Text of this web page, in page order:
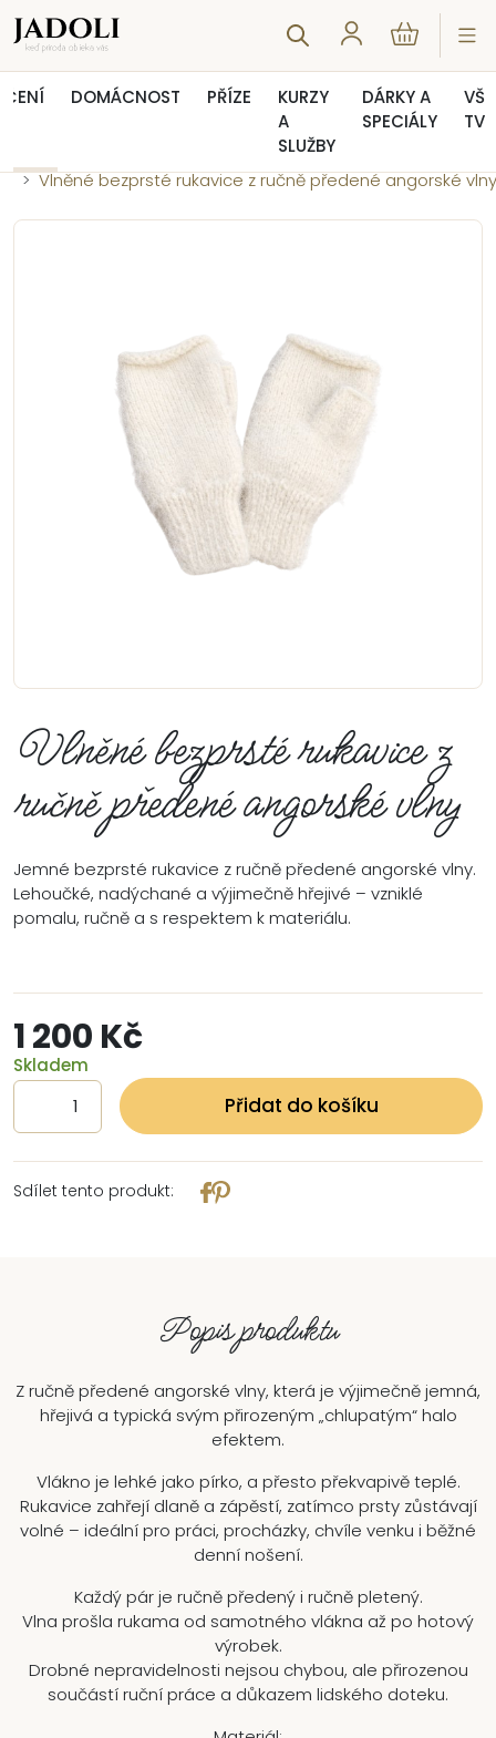
DOMÁCNOST PŘÍZE
KURZY
A
SLUŽBY
DÁRKY A
SPECIÁLY
Vlněné bezprsté rukavice z ručně předené angorské vlny
Vlněné bezprsté rukavice z
ručně předené angorské vlny
Jemné bezprsté rukavice z ručně předené angorské vlny.
Lehoučké, nadýchané a výjimečně hřejivé – vzniklé
pomalu, ručně a s respektem k materiálu.
1 200 Kč
Skladem
Přidat do košíku
Sdílet tento produkt:
Popis produktu
Z ručně předené angorské vlny, která je výjimečně jemná,
hřejivá a typická svým přirozeným „chlupatým“ halo
efektem.
Vlákno je lehké jako pírko, a přesto překvapivě teplé.
Rukavice zahřejí dlaně a zápěstí, zatímco prsty zůstávají
volné – ideální pro práci, procházky, chvíle venku i běžné
denní nošení.
Každý pár je ručně předený i ručně pletený.
Vlna prošla rukama od samotného vlákna až po hotový
výrobek.
Drobné nepravidelnosti nejsou chybou, ale přirozenou
součástí ruční práce a důkazem lidského doteku.